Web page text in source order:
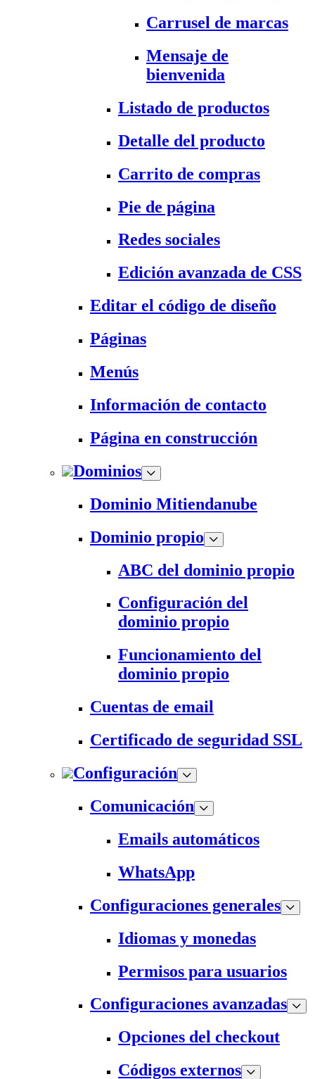
Carrusel de marcas
Mensaje de
bienvenida
Listado de productos
Detalle del producto
Carrito de compras
Pie de página
Redes sociales
Edición avanzada de CSS
Editar el código de diseño
Páginas
Menús
Información de contacto
Página en construcción
Dominios
Dominio Mitiendanube
Dominio propio
ABC del dominio propio
Configuración del
dominio propio
Funcionamiento del
dominio propio
Cuentas de email
Certificado de seguridad SSL
Configuración
Comunicación
Emails automáticos
WhatsApp
Configuraciones generales
Idiomas y monedas
Permisos para usuarios
Configuraciones avanzadas
Opciones del checkout
Códigos externos